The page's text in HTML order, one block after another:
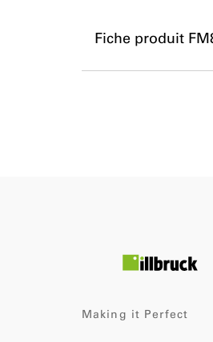
Fiche produit
Making it Perfect